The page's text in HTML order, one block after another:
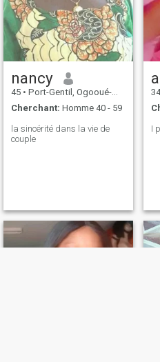
nancy
45 • Port-Gentil, Ogooué-Maritime, Gabon
Cherchant: Homme 40 - 59
la sincérité dans la vie de
couple
I